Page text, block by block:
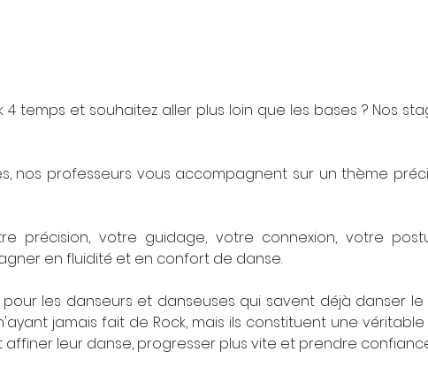
4 temps et souhaitez aller plus loin que les bases ? Nos
nos professeurs vous accompagnent sur un thème
précision, votre guidage, votre connexion, votre
en fluidité et en confort de danse.
les danseurs et danseuses qui savent déjà danser le
jamais fait de Rock, mais ils constituent une
affiner leur danse, progresser plus vite et prendre